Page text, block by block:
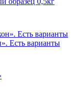
Есть варианты